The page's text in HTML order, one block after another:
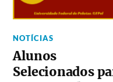
NOTÍCIAS
Alunos
Selecionados